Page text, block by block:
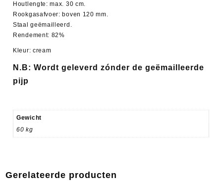
Houtlengte: max. 30 cm.
Rookgasafvoer: boven 120 mm.
Staal geëmailleerd.
Rendement: 82%
Kleur: cream
N.B: Wordt geleverd zónder de geëmailleerde
pijp
Gewicht
60 kg
Gerelateerde producten